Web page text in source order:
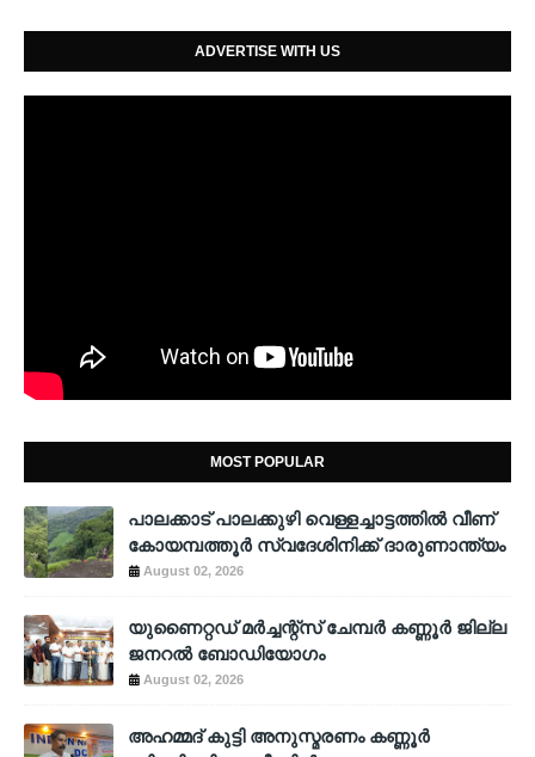
ADVERTISE WITH US
MOST POPULAR
പാലക്കാട് പാലക്കുഴി വെള്ളച്ചാട്ടത്തില്‍ വീണ്
കോയമ്പത്തൂര്‍ സ്വദേശിനിക്ക് ദാരുണാന്ത്യം
August 02, 2026
യുണൈറ്റഡ് മർച്ചന്റ്സ് ചേമ്പർ കണ്ണൂർ ജില്ല
ജനറൽ ബോഡിയോഗം
August 02, 2026
അഹമ്മദ് കുട്ടി അനുസ്മരണം കണ്ണൂർ